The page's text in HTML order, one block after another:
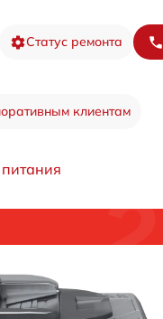
Статус ремонта
клиентам